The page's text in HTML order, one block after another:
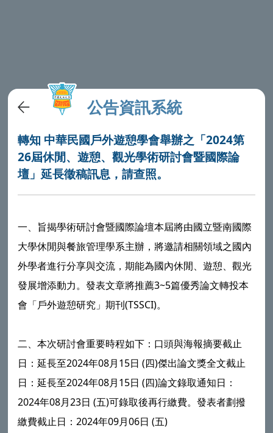
公告資訊系統
轉知 中華民國戶外遊憩學會舉辦之「2024第
26屆休閒、遊憩、觀光學術研討會暨國際論
壇」延長徵稿訊息，請查照。
一、旨揭學術研討會暨國際論壇本屆將由國立暨南國際
大學休閒與餐旅管理學系主辦，將邀請相關領域之國內
外學者進行分享與交流，期能為國內休閒、遊憩、觀光
發展增添動力。發表文章將推薦3~5篇優秀論文轉投本
會「戶外遊憩研究」期刊(TSSCI)。
二、本次研討會重要時程如下：口頭與海報摘要截止
日：延長至2024年08月15日 (四)傑出論文獎全文截止
日：延長至2024年08月15日 (四)論文錄取通知日：
2024年08月23日 (五)可錄取後再行繳費。發表者劃撥
繳費截止日：2024年09月06日 (五)